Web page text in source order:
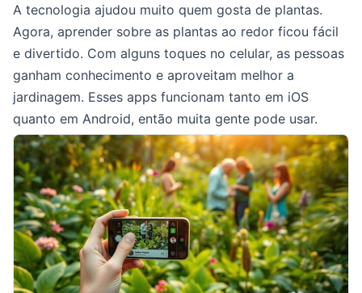
A tecnologia ajudou muito quem gosta de plantas.
Agora, aprender sobre as plantas ao redor ficou fácil
e divertido. Com alguns toques no celular, as pessoas
ganham conhecimento e aproveitam melhor a
jardinagem. Esses apps funcionam tanto em iOS
quanto em Android, então muita gente pode usar.